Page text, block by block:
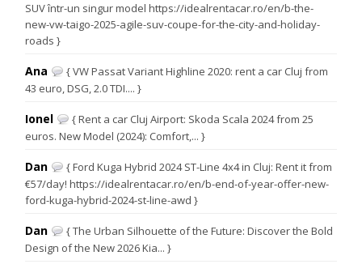
SUV într-un singur model https://idealrentacar.ro/en/b-the-
new-vw-taigo-2025-agile-suv-coupe-for-the-city-and-holiday-
roads }
Ana
{ VW Passat Variant Highline 2020: rent a car Cluj from
43 euro, DSG, 2.0 TDI.... }
Ionel
{ Rent a car Cluj Airport: Skoda Scala 2024 from 25
euros. New Model (2024): Comfort,... }
Dan
{ Ford Kuga Hybrid 2024 ST-Line 4x4 in Cluj: Rent it from
€57/day! https://idealrentacar.ro/en/b-end-of-year-offer-new-
ford-kuga-hybrid-2024-st-line-awd }
Dan
{ The Urban Silhouette of the Future: Discover the Bold
Design of the New 2026 Kia... }